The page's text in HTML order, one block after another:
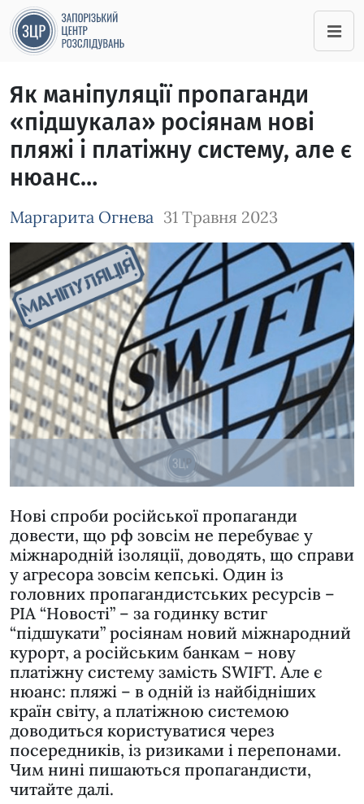
Як маніпуляції пропаганди
«підшукала» росіянам нові
пляжі і платіжну систему, але є
нюанс…
Маргарита Огнева 31 Травня 2023
Зображення завантажується
Нові спроби російської пропаганди
довести, що рф зовсім не перебуває у
міжнародній ізоляції, доводять, що справи
у агресора зовсім кепські. Один із
головних пропагандистських ресурсів –
РІА “Новості” – за годинку встиг
“підшукати” росіянам новий міжнародний
курорт, а російським банкам – нову
платіжну систему замість SWIFT. Але є
нюанс: пляжі – в одній із найбідніших
країн світу, а платіжною системою
доводиться користуватися через
посередників, із ризиками і перепонами.
Чим нині пишаються пропагандисти,
читайте далі.